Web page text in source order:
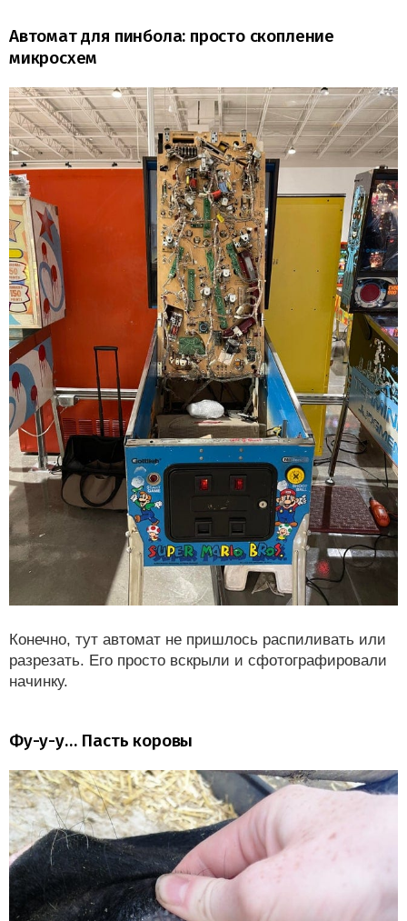
Автомат для пинбола: просто скопление
микросхем
Конечно, тут автомат не пришлось распиливать или
разрезать. Его просто вскрыли и сфотографировали
начинку.
Фу-у-у… Пасть коровы